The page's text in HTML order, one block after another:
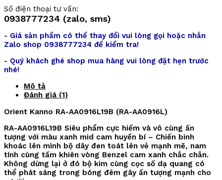
Số điện thoại tư vấn:
0938777234 (zalo, sms)
- Giá sản phẩm có thể thay đổi vui lòng gọi hoặc nhắn
Zalo shop 0938777234 để kiểm tra!
- Quý khách ghé shop mua hàng vui lòng đặt hẹn trước
nhé!
Mô tả
Đánh giá (1)
Orient Kanno RA-AA0916L19B (RA-AA0916L)
RA-AA0916L19B Siêu phẩm cực hiếm và vô cùng ấn
tượng với màu xanh mid cam huyền bí – Chiến binh
khoác lên mình bộ dây đen toát lên vẻ mạnh mẽ, nam
tính cùng tấm khiên vòng Benzel cam xanh chắc chắn.
Không dừng lại ở đó bộ kim cùng cọc số dạ quang có
thể phát sáng trong bóng đêm gây ấn tượng mạnh cho